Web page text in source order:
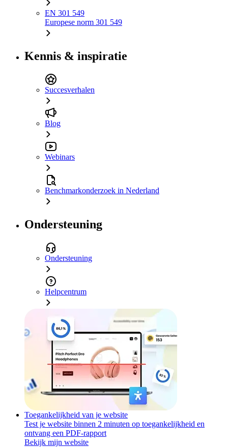
EN 301 549
Europese norm 301 549
Kennis & inspiratie
Succesverhalen
Blog
Webinars
Benchmarkonderzoek in Nederland
Ondersteuning
Ondersteuning
Helpcentrum
Toegankelijkheid van je website
Test je website binnen 2 minuten op toegankelijkheid en
ontvang een PDF-rapport
Bekijk mijn website